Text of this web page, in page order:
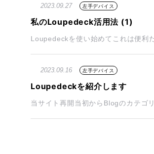
2023.09.27 左手デバイス
私のLoupedeck活用法 (1)
Loupedeckを使い始めてこれは便利
2023.09.16 左手デバイス
Loupedeckを紹介します
当サイト再開当初からBlogのカテゴ